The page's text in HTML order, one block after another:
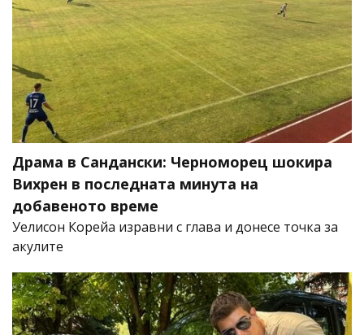
Драма в Сандански: Черноморец шокира
Вихрен в последната минута на
добавеното време
Уелисон Корейа изравни с глава и донесе точка за
акулите